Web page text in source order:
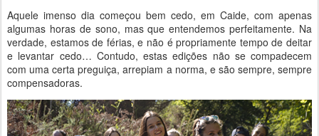
Aquele imenso dia começou bem cedo, em Caide, com apenas
algumas horas de sono, mas que entendemos perfeitamente. Na
verdade, estamos de férias, e não é propriamente tempo de deitar
e levantar cedo… Contudo, estas edições não se compadecem
com uma certa preguiça, arrepiam a norma, e são sempre, sempre
compensadoras.